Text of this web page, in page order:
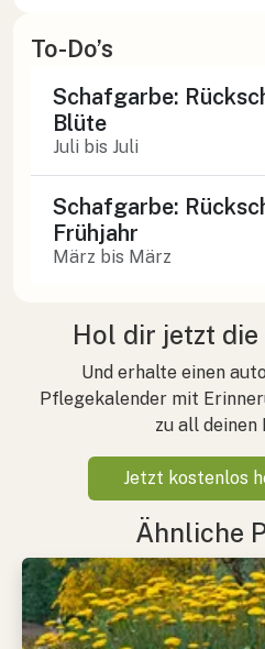
To-Do’s
Schafgarbe:
Blüte
Juli bis Juli
Schafgarbe:
Frühjahr
März bis März
Hol dir jetzt
Und erhalte einen
Pflegekalender mit
zu all deinen
Jetzt kostenlos
Ähnliche